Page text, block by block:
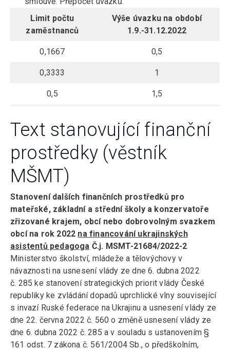
Limit počtu
zaměstnanců
Výše úvazku na období
1.9.-31.12.2022
0,1667 0,5
0,3333 1
0,5 1,5
Text stanovující finanční
prostředky (věstník
MŠMT)
Stanovení dalších finančních prostředků pro
mateřské, základní a střední školy a konzervatoře
zřizované krajem, obcí nebo dobrovolným svazkem
obcí na rok 2022 na financování ukrajinských
asistentů pedagoga Č.j. MSMT-21684/2022-2
Ministerstvo školství, mládeže a tělovýchovy v
návaznosti na usnesení vlády ze dne 6. dubna 2022
č. 285 ke stanovení strategických priorit vlády České
republiky ke zvládání dopadů uprchlické vlny související
s invazí Ruské federace na Ukrajinu a usnesení vlády ze
dne 22. června 2022 č. 560 o změně usnesení vlády ze
dne 6. dubna 2022 č. 285 a v souladu s ustanovením §
161 odst. 7 zákona č. 561/2004 Sb., o předškolním,